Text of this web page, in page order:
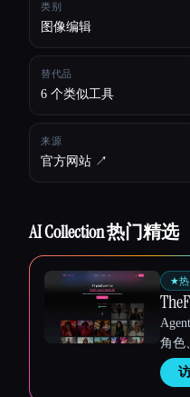
Esc
类别
图像编辑
替代品
6 个类似工具
来源
官方网站 ↗︎
AI Collection 热门精选
★
角色